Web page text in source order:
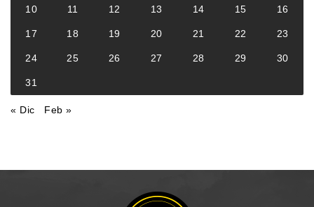
10 11 12 13 14 15 16
17 18 19 20 21 22 23
24 25 26 27 28 29 30
31
« Dic Feb »